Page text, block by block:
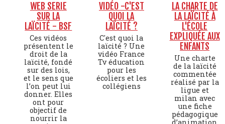
WEB SERIE
SUR LA
LAÏCITÉ - BSF
Ces vidéos
présentent le
droit de la
laïcité, fondé
sur des lois,
et le sens que
l’on peut lui
donner. Elles
ont pour
objectif de
nourrir la
VIDÉO -C'EST
QUOI LA
LAÏCITÉ ?
C'est quoi la
laïcité ? Une
vidéo France
Tv éducation
pour les
écoliers et les
collégiens
LA CHARTE DE
LA LAÏCITÉ À
L'ÉCOLE
EXPLIQUÉE AUX
ENFANTS
Une charte
de la laïcité
commentée
réalisé par la
ligue et
milan avec
une fiche
pédagogique